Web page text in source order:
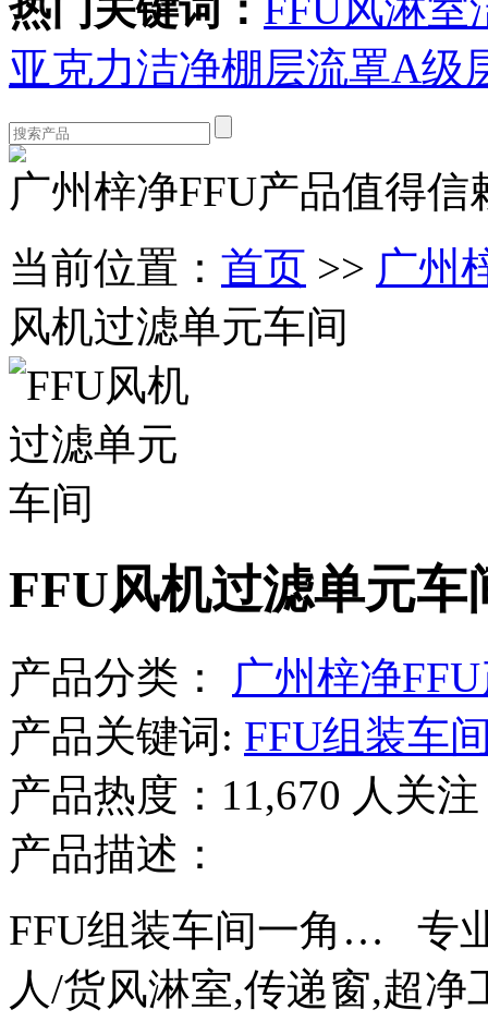
亚克力洁净棚 层流罩A级
广州梓净FFU产品值得信
当前位置： 首页 >> 广州
风机过滤单元车间
FFU风机过滤单元车
产品分类： 广州梓净
产品关键词: FFU组装车
产品热度：11,670 人关注
产品描述：
FFU组装车间一角… 专
人/货风淋室,传递窗,超